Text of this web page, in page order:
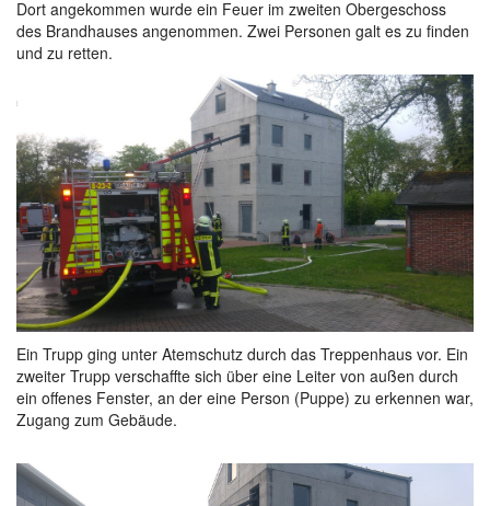
Dort angekommen wurde ein Feuer im zweiten Obergeschoss
des Brandhauses angenommen. Zwei Personen galt es zu finden
und zu retten.
Ein Trupp ging unter Atemschutz durch das Treppenhaus vor. Ein
zweiter Trupp verschaffte sich über eine Leiter von außen durch
ein offenes Fenster, an der eine Person (Puppe) zu erkennen war,
Zugang zum Gebäude.